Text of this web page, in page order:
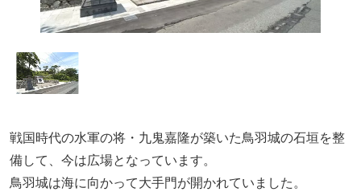
戦国時代の水軍の将・九鬼嘉隆が築いた鳥羽城の石垣を整
備して、今は広場となっています。
鳥羽城は海に向かって大手門が開かれていました。